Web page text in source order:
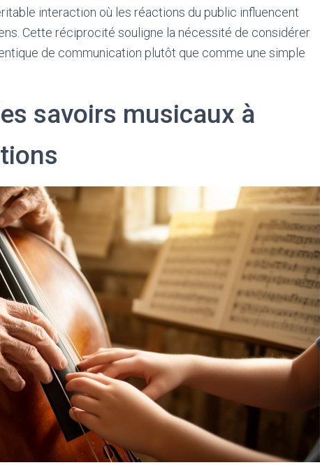
interaction où les réactions du public influencent
Cette réciprocité souligne la nécessité de considérer
de communication plutôt que comme une simple
savoirs musicaux à